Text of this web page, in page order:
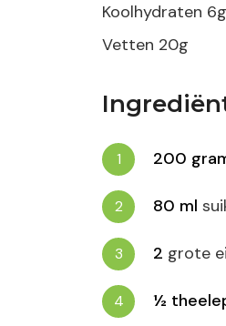
Koolhydraten 6g
Vetten 20g
200
80 ml
2 grote
½